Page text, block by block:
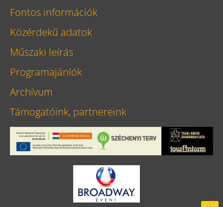
Fontos információk
Közérdekű adatok
Műszaki leírás
Programajánlók
Archívum
Támogatóink, partnereink